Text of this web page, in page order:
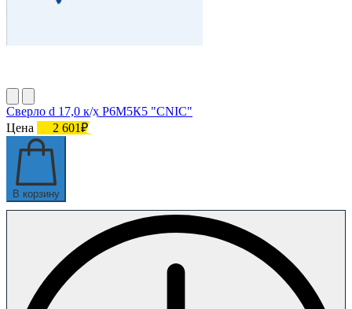
Сверло d 17,0 к/х Р6М5К5 "CNIC"
Цена
2 601₽
В корзину